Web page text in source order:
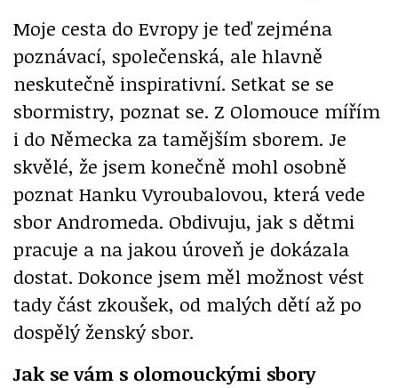
Moje cesta do Evropy je teď zejména
poznávací, společenská, ale hlavně
neskutečně inspirativní. Setkat se se
sbormistry, poznat se. Z Olomouce mířím
i do Německa za tamějším sborem. Je
skvělé, že jsem konečně mohl osobně
poznat Hanku Vyroubalovou, která vede
sbor Andromeda. Obdivuju, jak s dětmi
pracuje a na jakou úroveň je dokázala
dostat. Dokonce jsem měl možnost vést
tady část zkoušek, od malých dětí až po
dospělý ženský sbor.
Jak se vám s olomouckými sbory